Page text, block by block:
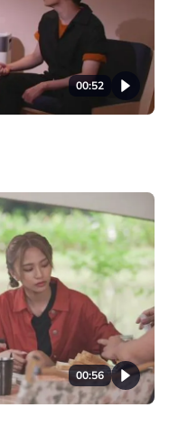
00:52
00:56